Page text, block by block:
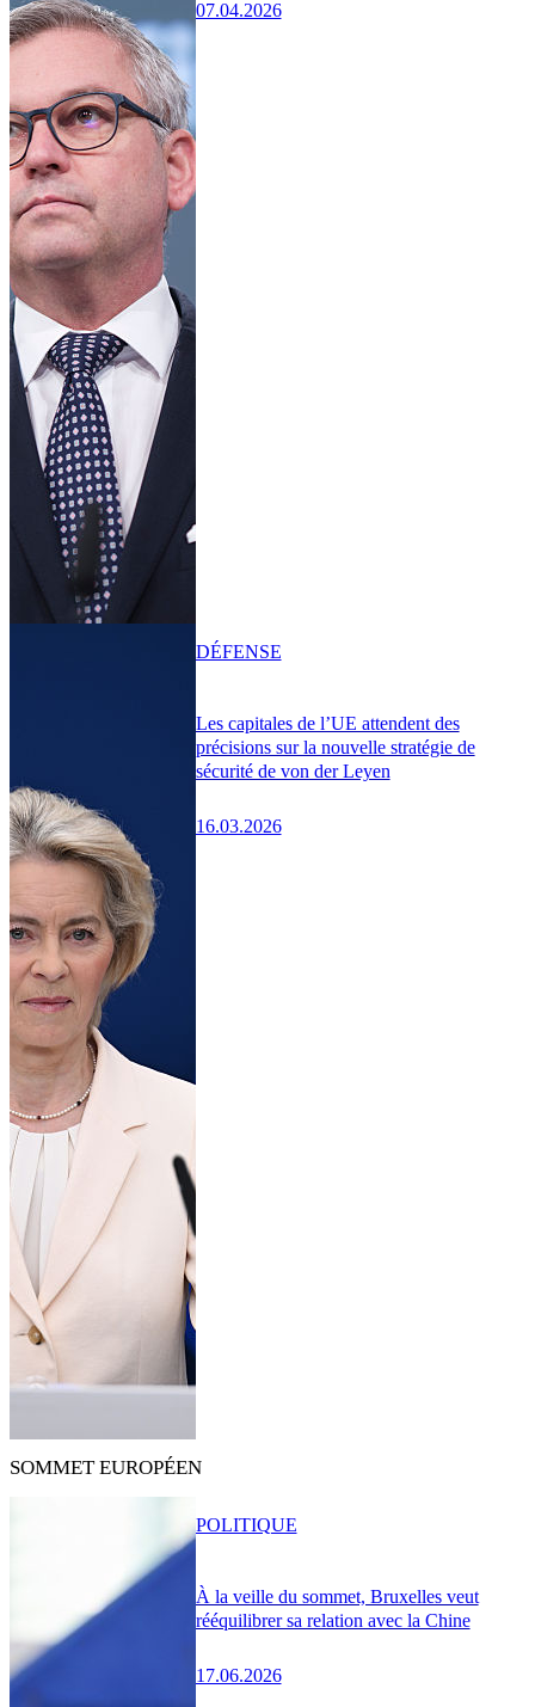
07.04.2026
Les capitales de l’UE attendent des
précisions sur la nouvelle stratégie de
sécurité de von der Leyen
16.03.2026
DÉFENSE
SOMMET EUROPÉEN
À la veille du sommet, Bruxelles veut
rééquilibrer sa relation avec la Chine
17.06.2026
POLITIQUE